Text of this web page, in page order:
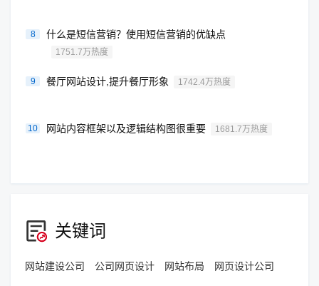
8 什么是短信营销？使用短信营销的优缺点
1751.7万热度
9 餐厅网站设计,提升餐厅形象 1742.4万热度
10 网站内容框架以及逻辑结构图很重要 1681.7万热度
关键词
网站建设公司 公司网页设计 网站布局 网页设计公司